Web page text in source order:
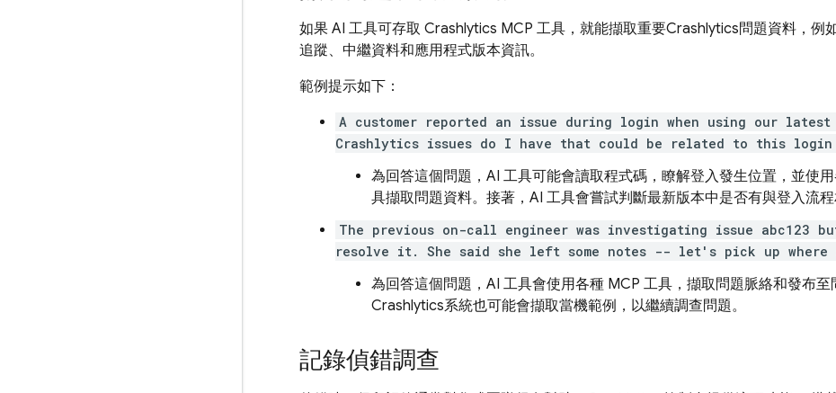
如果 AI 工具可存取 Crashlytics MCP 工具，就能擷取重要Crashlytics問題資料，例
追蹤、中繼資料和應用程式版本資訊。
範例提示如下：
A customer reported an issue during login when using our latest
Crashlytics issues do I have that could be related to this login
為回答這個問題，AI 工具可能會讀取程式碼，瞭解登入發生位置，並使
具擷取問題資料。接著，AI 工具會嘗試判斷最新版本中是否有與登入流程
The previous on-call engineer was investigating issue abc123
resolve it. She said she left some notes -- let's pick up
為回答這個問題，AI 工具會使用各種 MCP 工具，擷取問題脈絡和發布至
Crashlytics系統也可能會擷取當機範例，以繼續調查問題。
記錄偵錯調查